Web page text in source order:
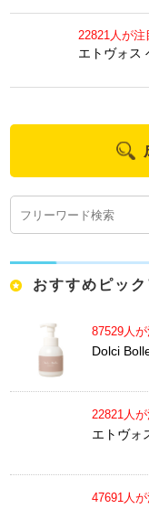
22821人が注
エトヴォス
おすすめピッ
87529人が
Dolci
22821人が
エトヴォ
47691人が